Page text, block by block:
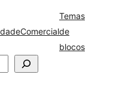
Comercial
Temas
de
blocos